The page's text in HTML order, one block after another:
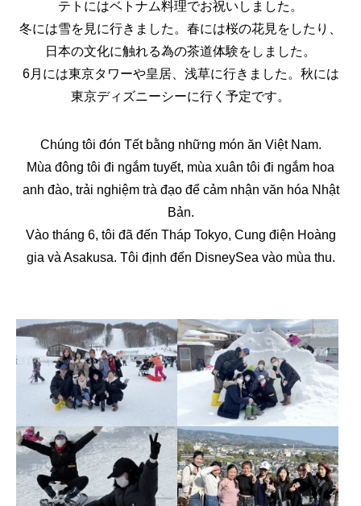
テトにはベトナム料理でお祝いしました。
冬には雪を見に行きました。春には桜の花見をしたり、
日本の文化に触れる為の茶道体験をしました。
6月には東京タワーや皇居、浅草に行きました。秋には
東京ディズニーシーに行く予定です。
Chúng tôi đón Tết bằng những món ăn Việt Nam.
Mùa đông tôi đi ngắm tuyết, mùa xuân tôi đi ngắm hoa
anh đào, trải nghiệm trà đạo để cảm nhận văn hóa Nhật
Bản.
Vào tháng 6, tôi đã đến Tháp Tokyo, Cung điện Hoàng
gia và Asakusa. Tôi định đến DisneySea vào mùa thu.